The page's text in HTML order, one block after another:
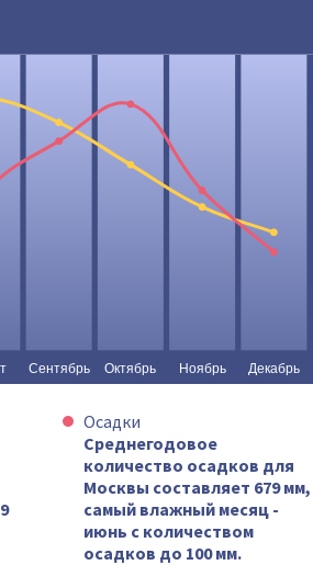
Осадки
Среднегодовое
количество осадков для
Москвы составляет 679 мм,
самый влажный месяц -
июнь с количеством
осадков до 100 мм.